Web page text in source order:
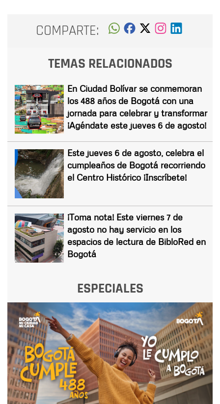
COMPARTE:
TEMAS RELACIONADOS
En Ciudad Bolívar se conmemoran
los 488 años de Bogotá con una
jornada para celebrar y transformar
¡Agéndate este jueves 6 de agosto!
Este jueves 6 de agosto, celebra el
cumpleaños de Bogotá recorriendo
el Centro Histórico ¡Inscríbete!
¡Toma nota! Este viernes 7 de
agosto no hay servicio en los
espacios de lectura de BibloRed en
Bogotá
ESPECIALES